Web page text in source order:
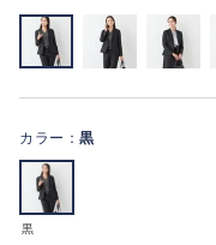
カラー： 黒
黒